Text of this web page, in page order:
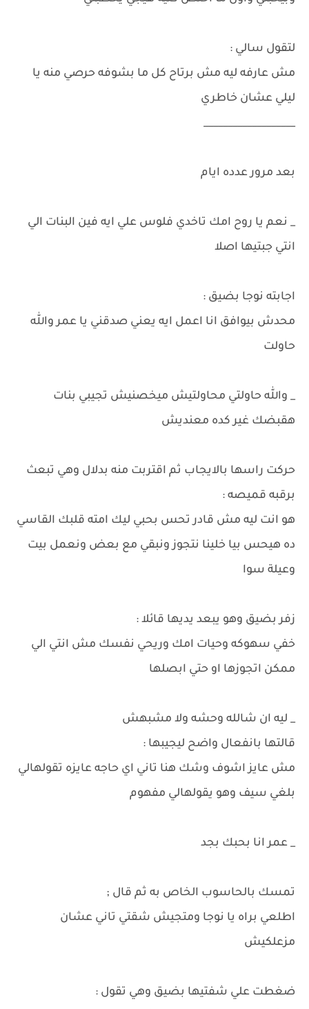
لتقول سالي :
مش عارفه ليه مش برتاح كل ما بشوفه حرصي منه يا
ليلي عشان خاطري
___________________
بعد مرور عدده ايام
_ نعم يا روح امك تاخدي فلوس علي ايه فين البنات الي
انتي جبتيها اصلا
اجابته نوجا بضيق :
محدش بيوافق انا اعمل ايه يعني صدقني يا عمر والله
حاولت
_ والله حاولتي محاولتيش ميخصنيش تجيبي بنات
هقبضك غير كده معنديش
حركت راسها بالايجاب ثم اقتربت منه بدلال وهي تبعث
برقبه قميصه :
هو انت ليه مش قادر تحس بحبي ليك امته قلبك القاسي
ده هيحس بيا خلينا نتجوز ونبقي مع بعض ونعمل بيت
وعيلة سوا
زفر بضيق وهو يبعد يديها قائلا :
خفي سهوكه وحيات امك وريحي نفسك مش انتي الي
ممكن اتجوزها او حتي ابصلها
_ ليه ان شالله وحشه ولا مشبهش
قالتها بانفعال واضح ليجيبها :
مش عايز اشوف وشك هنا تاني اي حاجه عايزه تقولهالي
بلغي سيف وهو يقولهالي مفهوم
_ عمر انا بحبك بجد
تمسك بالحاسوب الخاص به ثم قال ;
اطلعي براه يا نوجا ومتجيش شقتي تاني عشان
مزعلكيش
ضغطت علي شفتيها بضيق وهي تقول :